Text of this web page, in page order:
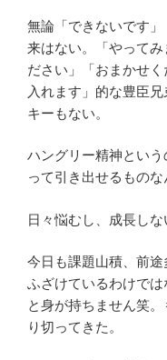
無論「できないです
来はない。「やって
ださい」「おまかせ
入れます」的な豊臣
キーもない。
ハングリー精神とい
って引き出せるものな
日々悩むし、成長しな
今日も課題山積、前途
ふざけているわけで
と身が持ちません笑
り切ってきた。